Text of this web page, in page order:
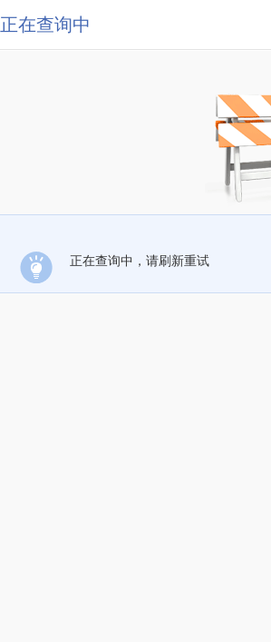
正在查询中
正在查询中，请刷新重试